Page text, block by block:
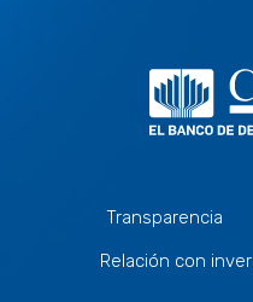
Transparencia
Relación con